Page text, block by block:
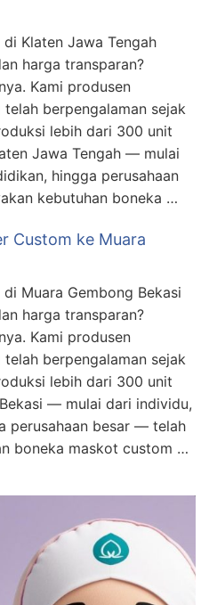
Klaten Jawa Tengah
harga transparan?
Kami produsen
berpengalaman sejak
lebih dari 300 unit
Jawa Tengah — mulai
hingga perusahaan
kebutuhan boneka …
Custom ke Muara
Muara Gembong Bekasi
harga transparan?
Kami produsen
berpengalaman sejak
lebih dari 300 unit
— mulai dari individu,
perusahaan besar — telah
boneka maskot custom …